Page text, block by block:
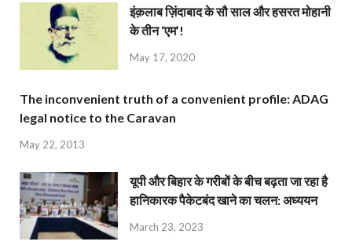
इंक़लाब ज़िंदाबाद के सौ साल और हसरत मोहानी
के तीन ‘एम’!
May 17, 2020
The inconvenient truth of a convenient profile: ADAG
legal notice to the Caravan
May 22, 2013
यूपी और बिहार के गरीबों के बीच बढ़ता जा रहा है
हानिकारक पैकेटबंद खाने का चलन: अध्ययन
March 23, 2023